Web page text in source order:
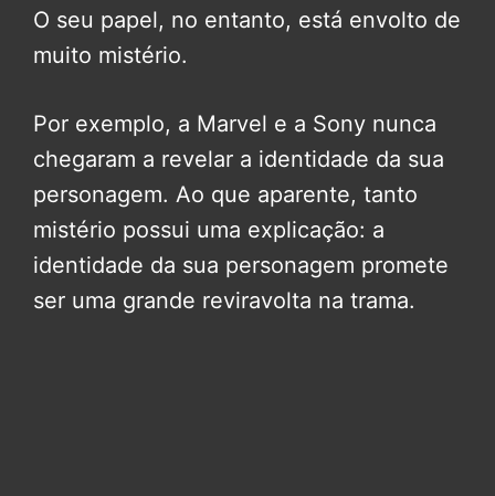
O seu papel, no entanto, está envolto de
muito mistério.
Por exemplo, a Marvel e a Sony nunca
chegaram a revelar a identidade da sua
personagem. Ao que aparente, tanto
mistério possui uma explicação: a
identidade da sua personagem promete
ser uma grande reviravolta na trama.